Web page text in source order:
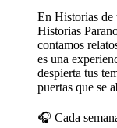
En Historias de
Historias
contamos
es una
despierta tus
puertas que se
🎧 Cada